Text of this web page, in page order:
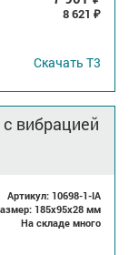
8 621 ₽
Скачать Т3
вибрацией
Артикул: 10698-1-IA
185x95x28 мм
На складе много